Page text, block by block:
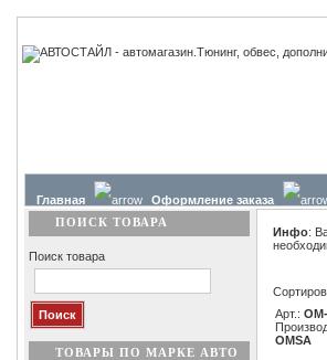
Главная Оформление заказа
ПОИСК ТОВАРА
Поиск товара
ТОВАРЫ ПО МАРКЕ АВТО
Инфо:
Арт.:
OMSA